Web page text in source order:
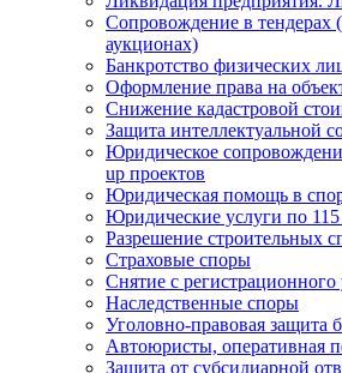
Сопровождение в тендерах
аукционах)
Банкротство физических
Оформление права на
Снижение кадастровой
Защита интеллектуальной
Юридическое
up проектов
Юридическая помощь в
Юридические услуги по
Разрешение строительных
Страховые споры
Снятие с регистрационного
Наследственные споры
Уголовно-правовая защита
Автоюристы, оперативная
Защита от субсидиарной